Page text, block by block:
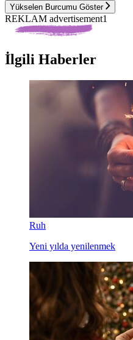
Yükselen Burcumu Göster
REKLAM advertisement1
İlgili Haberler
Ruh
Yeni yılda yenilenmek